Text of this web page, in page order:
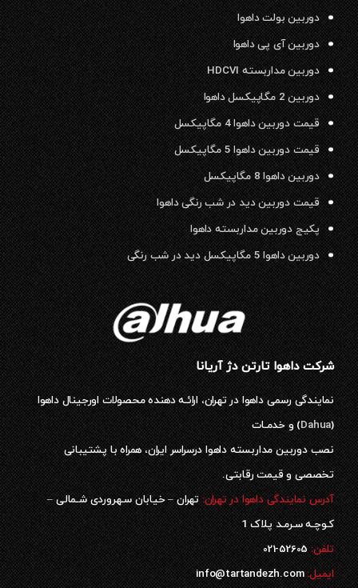
دوربین بولت داهوا
دوربین آی پی داهوا
دوربین مداربسته HDCVI
دوربین 2 مگاپیکسل داهوا
قیمت دوربین داهوا 4 مگاپیکسل
قیمت دوربین داهوا 5 مگاپیکسل
دوربین داهوا 8 مگاپیکسل
قیمت دوربین دید در شب رنگی داهوا
پکیج دوربین مداربسته داهوا
دوربین داهوا 5 مگاپیکسل دید در شب رنگی
شرکت داهوا تارتن دژ آریانا
نمایندگی رسمی داهوا در تهران، ارائـه دهنده محصولات اورجینال داهوا
(
Dahua) و خدمـات
نصب دوربین مداربسته داهوا درسراسر ایران، همراه با پشتیبانی
تخصصی و قیمت رقابتی.
آدرس نمایندگی داهوا در تهران:تهران – خیابان سـهروردی شـمالی –
کـوچـه سـرمـد پلاک 1
تلفن:52605-021
ایمیل:info@tartandezh.com